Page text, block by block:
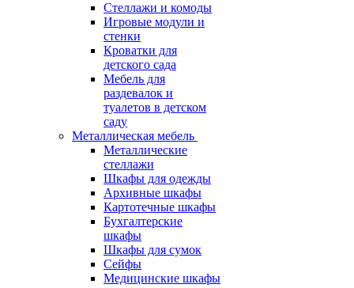
Стеллажи и комоды
Игровые модули и
стенки
Кроватки для
детского сада
Мебель для
раздевалок и
туалетов в детском
саду
Металлическая мебель
Металлические
стеллажи
Шкафы для одежды
Архивные шкафы
Картотечные шкафы
Бухгалтерские
шкафы
Шкафы для сумок
Сейфы
Медицинские шкафы